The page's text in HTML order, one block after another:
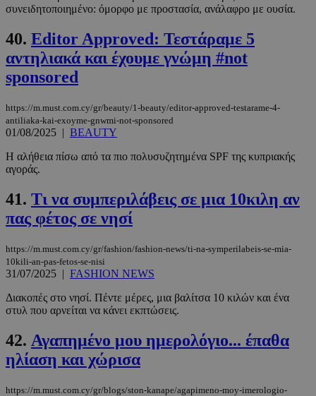
συνειδητοποιημένο: όμορφο με προστασία, ανάλαφρο με ουσία.
40. Editor Approved: Τεστάραμε 5
αντηλιακά και έχουμε γνώμη #not
sponsored
https://m.must.com.cy/gr/beauty/1-beauty/editor-approved-testarame-4-
antiliaka-kai-exoyme-gnwmi-not-sponsored
01/08/2025 | BEAUTY
Η αλήθεια πίσω από τα πιο πολυσυζητημένα SPF της κυπριακής
αγοράς.
41. Τι να συμπεριλάβεις σε μια 10κιλη αν
πας φέτος σε νησί
https://m.must.com.cy/gr/fashion/fashion-news/ti-na-symperilabeis-se-mia-
10kili-an-pas-fetos-se-nisi
31/07/2025 | FASHION NEWS
Διακοπές στο νησί. Πέντε μέρες, μια βαλίτσα 10 κιλών και ένα
στυλ που αρνείται να κάνει εκπτώσεις.
42. Αγαπημένο μου ημερολόγιο... έπαθα
ηλίαση και χώρισα
https://m.must.com.cy/gr/blogs/ston-kanape/agapimeno-moy-imerologio-